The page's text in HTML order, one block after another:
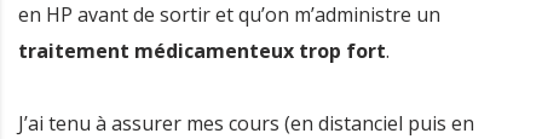
en HP avant de sortir et qu’on m’administre un
traitement médicamenteux trop fort.
J’ai tenu à assurer mes cours (en distanciel puis en